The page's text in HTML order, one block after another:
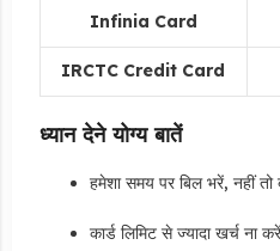
Infinia Card
IRCTC Credit Card
ध्यान देने योग्य बातें
हमेशा समय पर बिल भरें, नहीं
कार्ड लिमिट से ज्यादा खर्च ना करें